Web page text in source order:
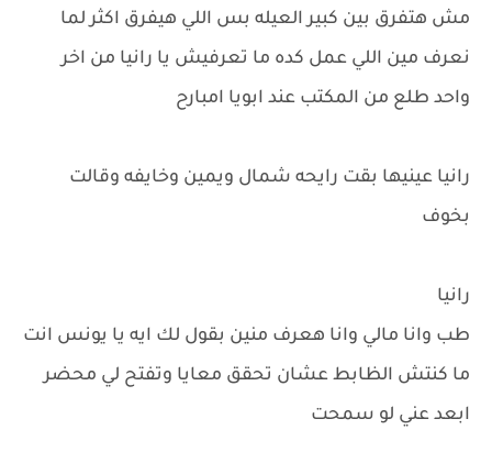
مش هتفرق بين كبير العيله بس اللي هيفرق اكثر لما
نعرف مين اللي عمل كده ما تعرفيش يا رانيا من اخر
واحد طلع من المكتب عند ابويا امبارح
رانيا عينيها بقت رايحه شمال ويمين وخايفه وقالت
بخوف
رانيا
طب وانا مالي وانا هعرف منين بقول لك ايه يا يونس انت
ما كنتش الظابط عشان تحقق معايا وتفتح لي محضر
ابعد عني لو سمحت